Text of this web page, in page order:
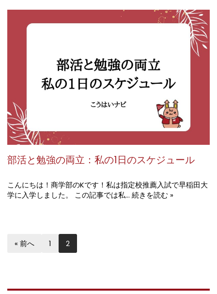
部活と勉強の両立：私の1日のスケジュール
こんにちは！商学部のKです！私は指定校推薦入試で早稲田大
学に入学しました。 この記事では私… 続きを読む »
« 前へ 1 2